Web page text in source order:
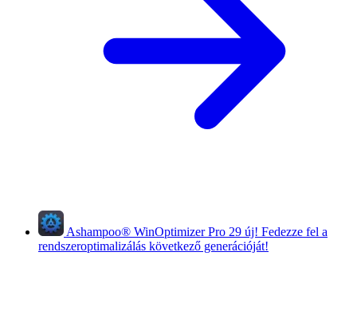
Ashampoo® WinOptimizer Pro 29 új! Fedezze fel a
rendszeroptimalizálás következő generációját!